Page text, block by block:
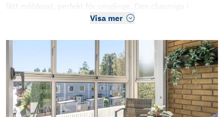
lätt möblerat, perfekt för umgänge. Den charmiga i
Visa mer